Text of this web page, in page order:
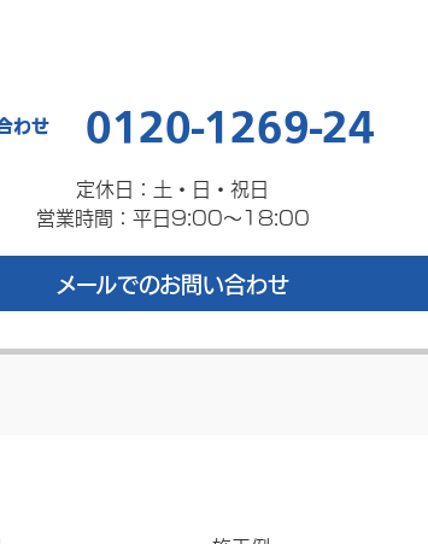
わせ 0120-1269-24
定休日：土・日・祝日
営業時間：平日9:00～18:00
メールでのお問い合わせ